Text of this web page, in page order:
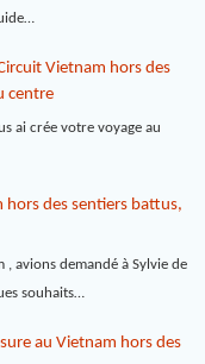
Vietnam hors des
centre
ai crée votre voyage au
hors des sentiers battus,
avions demandé à Sylvie de
souhaits…
au Vietnam hors des